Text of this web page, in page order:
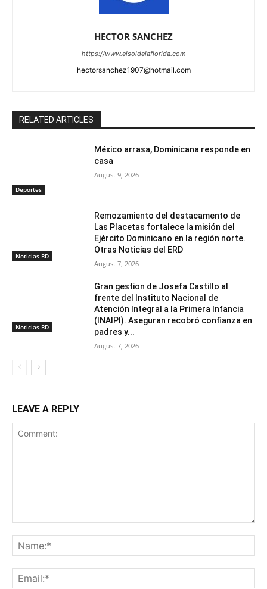
HECTOR SANCHEZ
https://www.elsoldelaflorida.com
hectorsanchez1907@hotmail.com
RELATED ARTICLES
Deportes
México arrasa, Dominicana responde en
casa
August 9, 2026
Noticias RD
Remozamiento del destacamento de
Las Placetas fortalece la misión del
Ejército Dominicano en la región norte.
Otras Noticias del ERD
August 7, 2026
Noticias RD
Gran gestion de Josefa Castillo al
frente del Instituto Nacional de
Atención Integral a la Primera Infancia
(INAIPI). Aseguran recobró confianza en
padres y...
August 7, 2026
LEAVE A REPLY